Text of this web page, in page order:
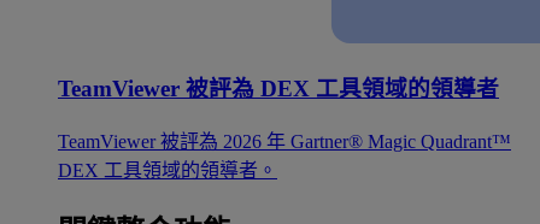
TeamViewer 被評為 DEX 工具領域的領導者
TeamViewer 被評為 2026 年 Gartner® Magic Quadrant™
DEX 工具領域的領導者。